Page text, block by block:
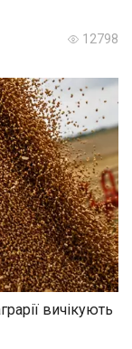
12798
вичікують